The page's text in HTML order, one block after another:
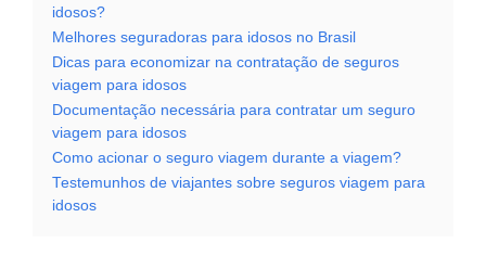
idosos?
Melhores seguradoras para idosos no Brasil
Dicas para economizar na contratação de seguros
viagem para idosos
Documentação necessária para contratar um seguro
viagem para idosos
Como acionar o seguro viagem durante a viagem?
Testemunhos de viajantes sobre seguros viagem para
idosos